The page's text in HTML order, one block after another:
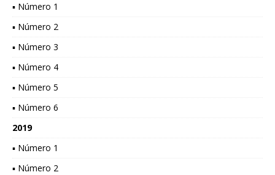
▪ Número 1
▪ Número 2
▪ Número 3
▪ Número 4
▪ Número 5
▪ Número 6
2019
▪ Número 1
▪ Número 2